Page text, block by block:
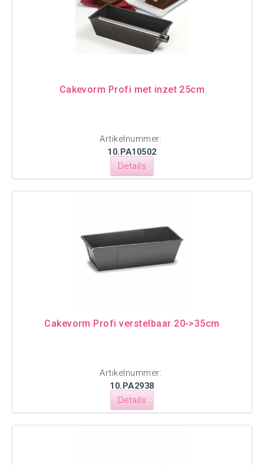
Cakevorm Profi met inzet 25cm
Artikelnummer:
10.PA10502
Details
Cakevorm Profi verstelbaar 20->35cm
Artikelnummer:
10.PA2938
Details